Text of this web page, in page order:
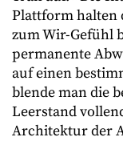
Plattform halten
zum Wir-Gefühl
permanente
auf einen
blende man die
Leerstand
Architektur der